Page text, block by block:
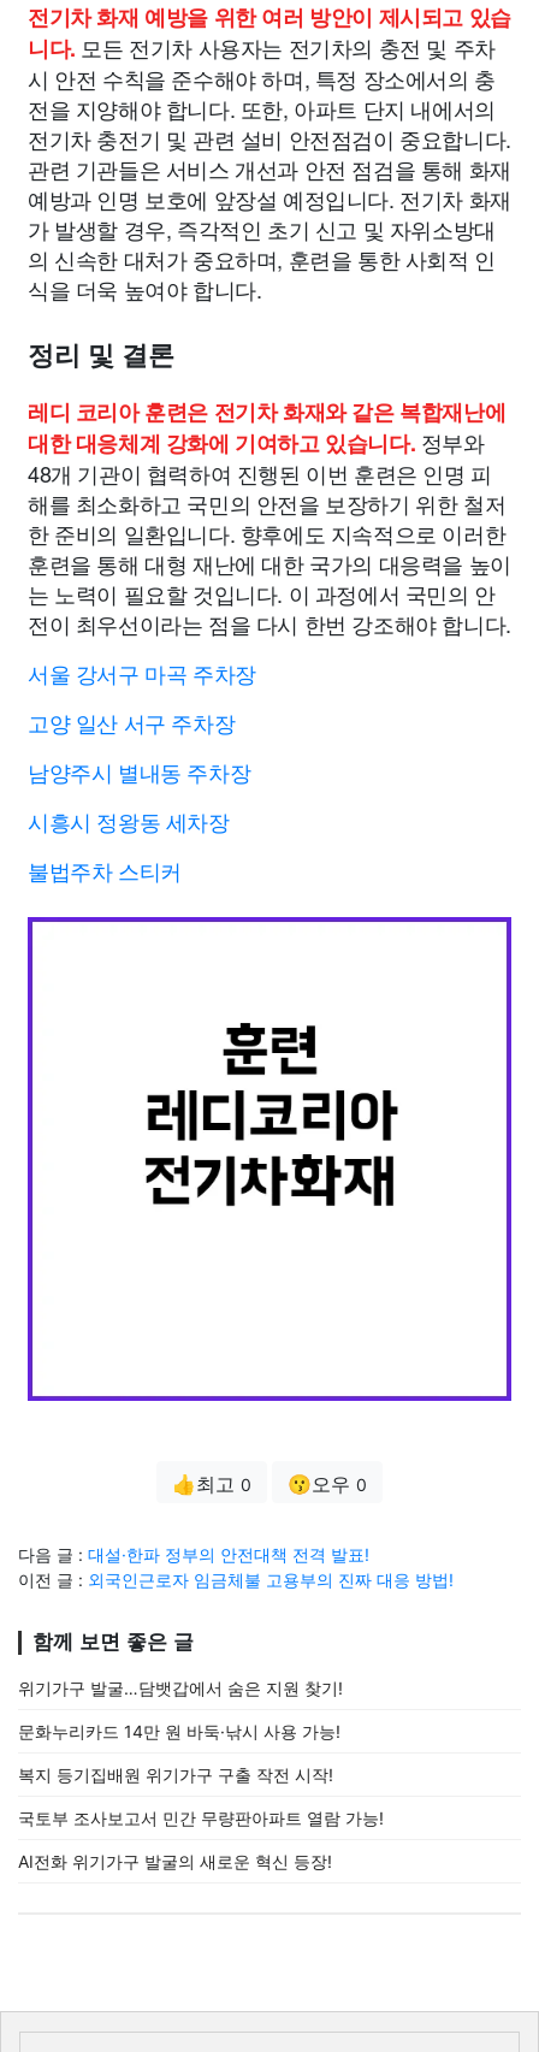
전기차 화재 예방을 위한 여러 방안이 제시되고 있습
니다. 모든 전기차 사용자는 전기차의 충전 및 주차
시 안전 수칙을 준수해야 하며, 특정 장소에서의 충
전을 지양해야 합니다. 또한, 아파트 단지 내에서의
전기차 충전기 및 관련 설비 안전점검이 중요합니다.
관련 기관들은 서비스 개선과 안전 점검을 통해 화재
예방과 인명 보호에 앞장설 예정입니다. 전기차 화재
가 발생할 경우, 즉각적인 초기 신고 및 자위소방대
의 신속한 대처가 중요하며, 훈련을 통한 사회적 인
식을 더욱 높여야 합니다.
정리 및 결론
레디 코리아 훈련은 전기차 화재와 같은 복합재난에
대한 대응체계 강화에 기여하고 있습니다. 정부와
48개 기관이 협력하여 진행된 이번 훈련은 인명 피
해를 최소화하고 국민의 안전을 보장하기 위한 철저
한 준비의 일환입니다. 향후에도 지속적으로 이러한
훈련을 통해 대형 재난에 대한 국가의 대응력을 높이
는 노력이 필요할 것입니다. 이 과정에서 국민의 안
전이 최우선이라는 점을 다시 한번 강조해야 합니다.
서울 강서구 마곡 주차장
고양 일산 서구 주차장
남양주시 별내동 주차장
시흥시 정왕동 세차장
불법주차 스티커
👍최고 0 😗오우 0
다음 글 : 대설·한파 정부의 안전대책 전격 발표!
이전 글 : 외국인근로자 임금체불 고용부의 진짜 대응 방법!
함께 보면 좋은 글
위기가구 발굴…담뱃갑에서 숨은 지원 찾기!
문화누리카드 14만 원 바둑·낚시 사용 가능!
복지 등기집배원 위기가구 구출 작전 시작!
국토부 조사보고서 민간 무량판아파트 열람 가능!
AI전화 위기가구 발굴의 새로운 혁신 등장!